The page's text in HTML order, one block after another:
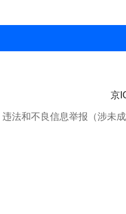
京
违法和不良信息举报（涉未